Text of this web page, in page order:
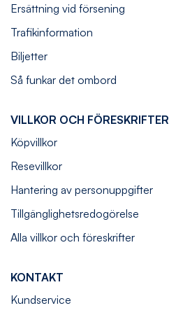
Ersättning vid försening
Trafikinformation
Biljetter
Så funkar det ombord
VILLKOR OCH FÖRESKRIFTER
Köpvillkor
Resevillkor
Hantering av personuppgifter
Tillgänglighetsredogörelse
Alla villkor och föreskrifter
KONTAKT
Kundservice